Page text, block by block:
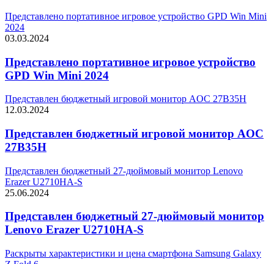
Представлено портативное игровое устройство GPD Win Mini
2024
03.03.2024
Представлено портативное игровое устройство
GPD Win Mini 2024
Представлен бюджетный игровой монитор AOC 27B35H
12.03.2024
Представлен бюджетный игровой монитор AOC
27B35H
Представлен бюджетный 27-дюймовый монитор Lenovo
Erazer U2710HA-S
25.06.2024
Представлен бюджетный 27-дюймовый монитор
Lenovo Erazer U2710HA-S
Раскрыты характеристики и цена смартфона Samsung Galaxy